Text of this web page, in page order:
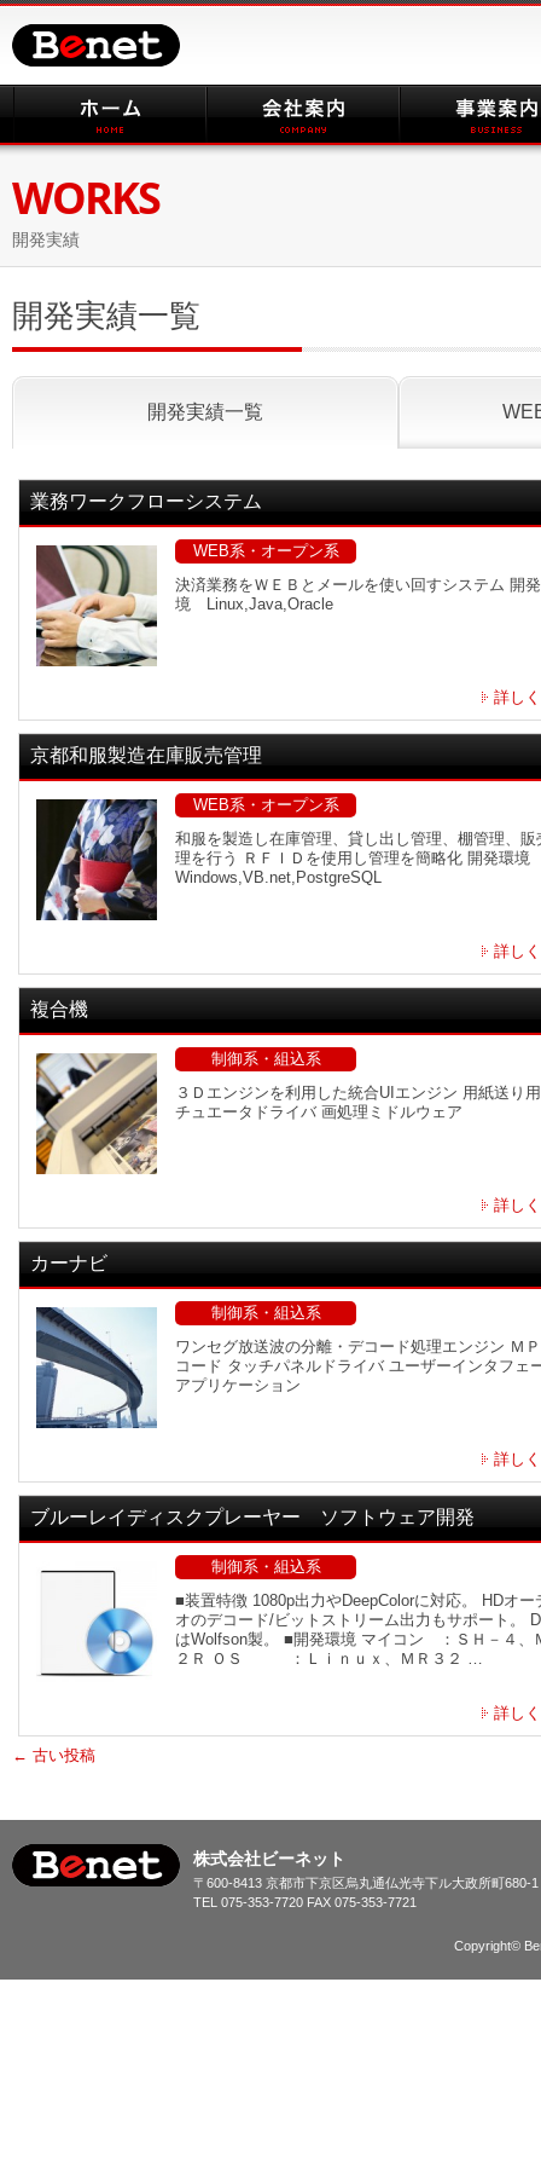
WORKS
開発実績
開発実績一覧
開発実績一覧
業務ワークフローシステム
WEB系・オープン系
決済業務をＷＥＢとメールを使い回すシステム 開
境 Linux,Java,Oracle
詳し
京都和服製造在庫販売管理
WEB系・オープン系
和服を製造し在庫管理、貸し出し管理、棚管理、販
理を行う ＲＦＩＤを使用し管理を簡略化 開発環
Windows,VB.net,PostgreSQL
詳し
複合機
制御系・組込系
３Ｄエンジンを利用した統合UIエンジン 用紙送り
チュエータドライバ 画処理ミドルウェア
詳し
カーナビ
制御系・組込系
ワンセグ放送波の分離・デコード処理エンジン Ｍ
コード タッチパネルドライバ ユーザーインタフェ
アプリケーション
詳し
ブルーレイディスクプレーヤー ソフトウェア開発
制御系・組込系
■装置特徴 1080p出力やDeepColorに対応。 HDオー
オのデコード/ビットストリーム出力もサポート。
はWolfson製。 ■開発環境 マイコン ：ＳＨ－４、
２Ｒ ＯＳ ：Ｌｉｎｕｘ、ＭＲ３２ …
詳し
← 古い投稿
株式会社ビーネット
〒600-8413 京都市下京区烏丸通仏光寺下ル大政所町680-
TEL 075-353-7720 FAX 075-353-7721
Copyright©